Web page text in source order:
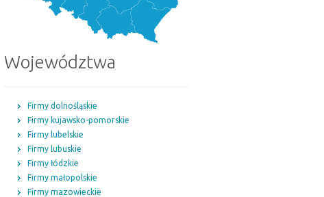
Województwa
Firmy dolnośląskie
Firmy kujawsko-pomorskie
Firmy lubelskie
Firmy lubuskie
Firmy łódzkie
Firmy małopolskie
Firmy mazowieckie